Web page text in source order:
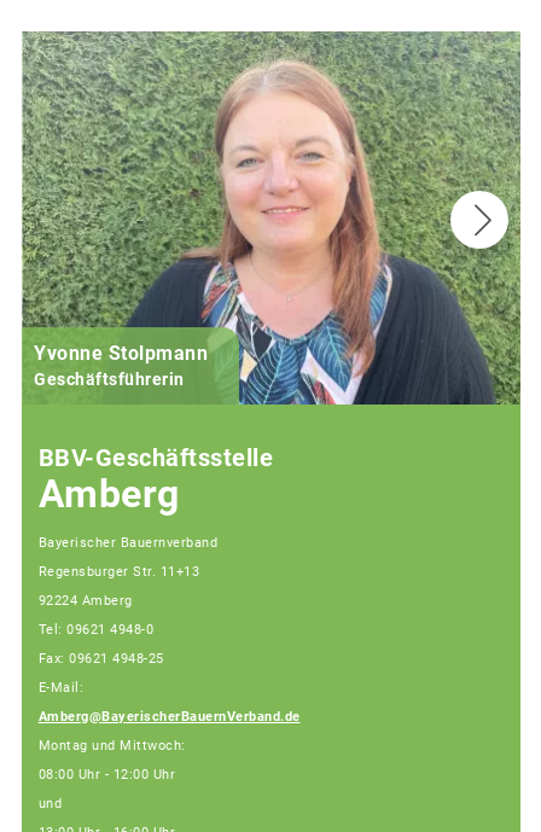
Yvonne Stolpmann
Geschäftsführerin
BBV-Geschäftsstelle
Amberg
Bayerischer Bauernverband
Regensburger Str. 11+13
92224 Amberg
Tel: 09621 4948-0
Fax: 09621 4948-25
E-Mail:
Amberg@BayerischerBauernVerband.de
Montag und Mittwoch:
08:00 Uhr - 12:00 Uhr
und